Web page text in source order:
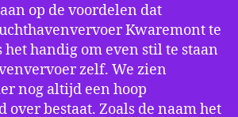
op de voordelen dat
Kwaremont te
handig om even stil te staan
zelf. We zien
nog altijd een hoop
bestaat. Zoals de naam het